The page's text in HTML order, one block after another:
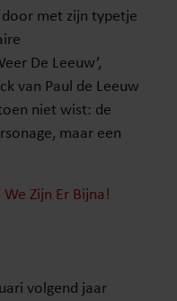
met zijn typetje
De Leeuw’,
van Paul de Leeuw
niet wist: de
maar een
Zijn Er Bijna!
volgend jaar